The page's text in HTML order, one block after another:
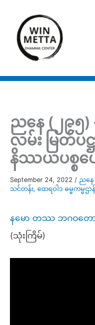
content
ညနေ (၂၉၅)
လမ်း မြတ်ပဋ္
နိဿယပစ္စယ
September 24, 2022 / ညနေ
သင်တန်း, ထေရဝါဒ ဓမ္မကမ္မဌာ
နမော တဿ ဘဂဝတေ
(သုံးကြိမ်)